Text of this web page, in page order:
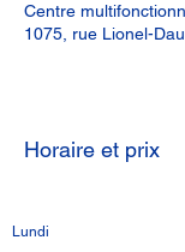
Centre
1075, rue Lionel-
Horaire et prix
Lundi